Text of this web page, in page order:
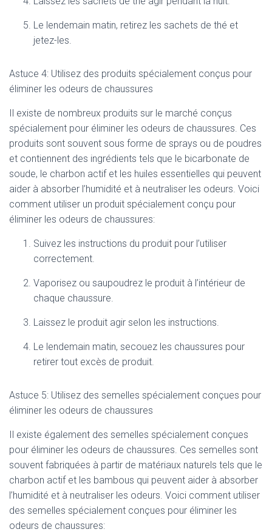
Le lendemain matin, retirez les sachets de thé et
jetez-les.
Astuce 4: Utilisez des produits spécialement conçus pour
éliminer les odeurs de chaussures
Il existe de nombreux produits sur le marché conçus
spécialement pour éliminer les odeurs de chaussures. Ces
produits sont souvent sous forme de sprays ou de poudres
et contiennent des ingrédients tels que le bicarbonate de
soude, le charbon actif et les huiles essentielles qui peuvent
aider à absorber l’humidité et à neutraliser les odeurs. Voici
comment utiliser un produit spécialement conçu pour
éliminer les odeurs de chaussures:
Suivez les instructions du produit pour l’utiliser
correctement.
Vaporisez ou saupoudrez le produit à l’intérieur de
chaque chaussure.
Laissez le produit agir selon les instructions.
Le lendemain matin, secouez les chaussures pour
retirer tout excès de produit.
Astuce 5: Utilisez des semelles spécialement conçues pour
éliminer les odeurs de chaussures
Il existe également des semelles spécialement conçues
pour éliminer les odeurs de chaussures. Ces semelles sont
souvent fabriquées à partir de matériaux naturels tels que le
charbon actif et les bambous qui peuvent aider à absorber
l’humidité et à neutraliser les odeurs. Voici comment utiliser
des semelles spécialement conçues pour éliminer les
odeurs de chaussures: